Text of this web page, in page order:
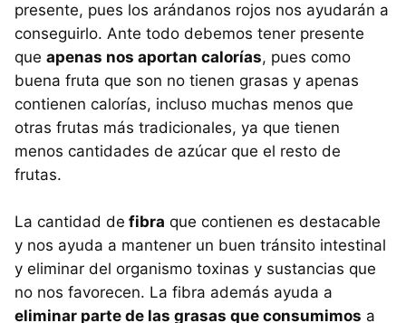
presente, pues los arándanos rojos nos ayudarán a
conseguirlo. Ante todo debemos tener presente
que apenas nos aportan calorías, pues como
buena fruta que son no tienen grasas y apenas
contienen calorías, incluso muchas menos que
otras frutas más tradicionales, ya que tienen
menos cantidades de azúcar que el resto de
frutas.
La cantidad de fibra que contienen es destacable
y nos ayuda a mantener un buen tránsito intestinal
y eliminar del organismo toxinas y sustancias que
no nos favorecen. La fibra además ayuda a
eliminar parte de las grasas que consumimos a